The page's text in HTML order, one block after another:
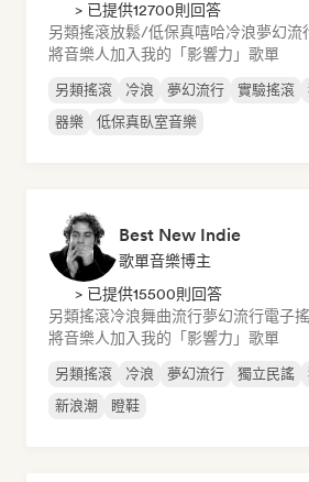
> 已提供12700則回答
另類搖滾放鬆/低保真嘻哈冷浪夢幻流
將音樂人加入我的「影響力」歌單
另類搖滾 冷浪 夢幻流行 實驗搖滾
器樂
低保真臥室音樂
Best New Indie
歌單音樂博主
> 已提供15500則回答
另類搖滾冷浪舞曲流行夢幻流行電子
將音樂人加入我的「影響力」歌單
另類搖滾 冷浪 夢幻流行 獨立民謠
新浪潮
瞪鞋